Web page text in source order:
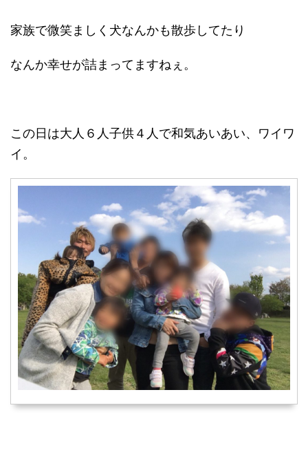
家族で微笑ましく犬なんかも散歩してたり
なんか幸せが詰まってますねぇ。
この日は大人６人子供４人で和気あいあい、ワイワ
イ。